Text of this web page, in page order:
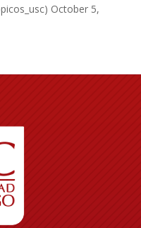
October 5,